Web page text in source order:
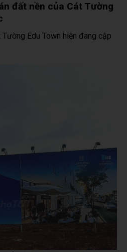
đất nền của Cát Tường
Edu Town hiện đang cập